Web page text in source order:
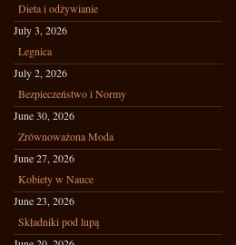
Dieta i odżywianie
July 3, 2026
Legnica
July 2, 2026
Bezpieczeństwo i Normy
June 30, 2026
Zrównoważona Moda
June 27, 2026
Kobiety w Nauce
June 23, 2026
Składniki pod lupą